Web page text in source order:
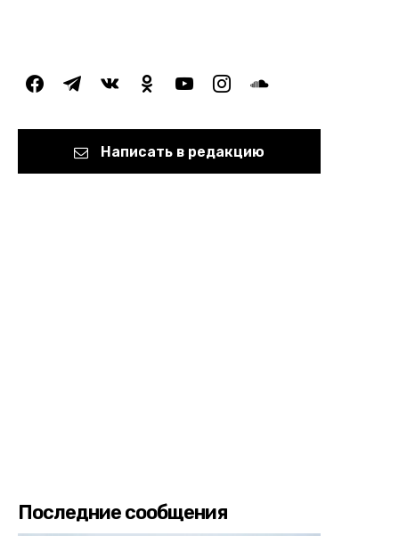
facebooktelegramvkontakteodnoklassniki
youtubeinstagramsoundcloud
Написать в редакцию
Последние сообщения